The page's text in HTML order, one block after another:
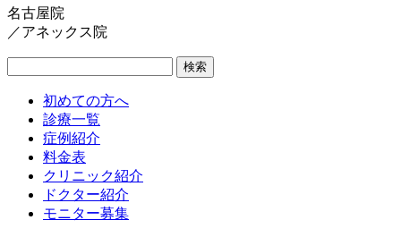
名古屋院
／アネックス院
検索
初めての方へ
診療一覧
症例紹介
料金表
クリニック紹介
ドクター紹介
モニター募集